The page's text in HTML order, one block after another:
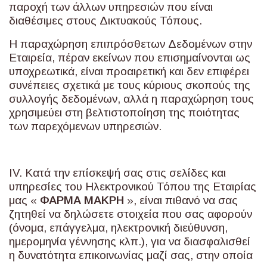
παροχή των άλλων υπηρεσιών που είναι
διαθέσιμες στους Δικτυακούς Τόπους.
Η παραχώρηση επιπρόσθετων Δεδομένων στην
Εταιρεία, πέραν εκείνων που επισημαίνονται ως
υποχρεωτικά, είναι προαιρετική και δεν επιφέρει
συνέπειες σχετικά με τους κύριους σκοπούς της
συλλογής δεδομένων, αλλά η παραχώρηση τους
χρησιμεύει στη βελτιστοποίηση της ποιότητας
των παρεχόμενων υπηρεσιών.
IV. Κατά την επίσκεψή σας στις σελίδες και
υπηρεσίες του Ηλεκτρονικού Τόπου της Εταιρίας
μας « ΦΑΡΜΑ ΜΑΚΡΗ », είναι πιθανό να σας
ζητηθεί να δηλώσετε στοιχεία που σας αφορούν
(όνομα, επάγγελμα, ηλεκτρονική διεύθυνση,
ημερομηνία γέννησης κλπ.), για να διασφαλισθεί
η δυνατότητα επικοινωνίας μαζί σας, στην οποία